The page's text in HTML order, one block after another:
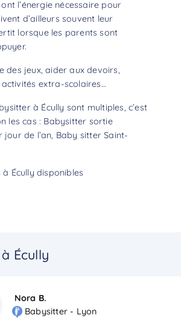
l’énergie nécessaire pour
d’ailleurs souvent leur
lorsque les parents sont
jeux, aider aux devoirs,
extra-scolaires…
à Écully sont multiples, c’est
les cas : Babysitter sortie
de l’an, Baby sitter Saint-
Écully disponibles
Écully
Nora B.
Babysitter - Lyon